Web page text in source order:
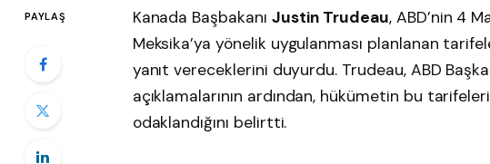
PAYLAŞ Kanada Başbakanı Justin Trudeau, ABD’nin 4
Meksika’ya yönelik uygulanması planlanan
yanıt vereceklerini duyurdu. Trudeau, ABD
açıklamalarının ardından, hükümetin bu
odaklandığını belirtti.